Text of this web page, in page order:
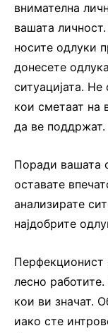
внимателна
вашата
носите одлуки
донесете
ситуацијата. Не
кои сметаат на
да ве поддржат.
Поради вашата
оставате
анализирате
најдобрите
Перфекционист
лесно
кои ви значат.
иако сте